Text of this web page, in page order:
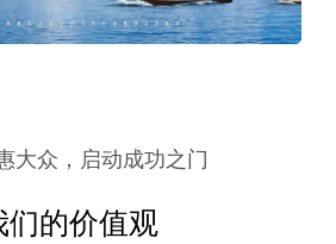
大众，启动成功之门
们的价值观